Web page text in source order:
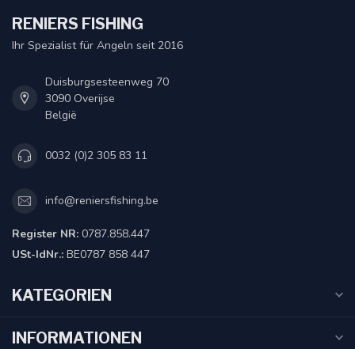
RENIERS FISHING
Ihr Spezialist für Angeln seit 2016
Duisburgsesteenweg 70
3090 Overijse
België
0032 (0)2 305 83 11
info@reniersfishing.be
Register NR: 0787.858.447
USt-IdNr.: BE0787 858 447
KATEGORIEN
INFORMATIONEN